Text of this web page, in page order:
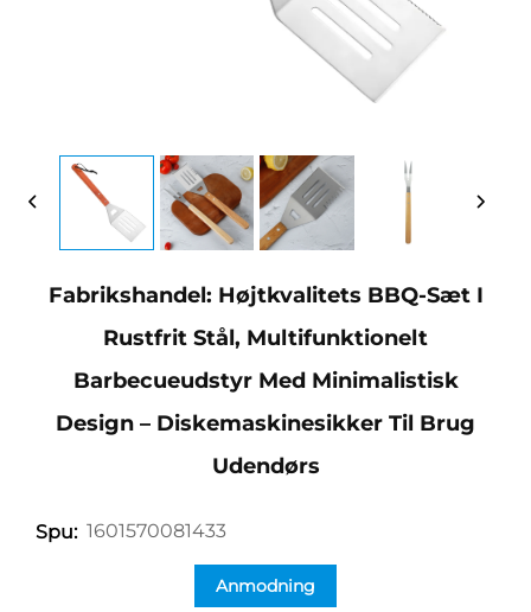
Fabrikshandel: Højtkvalitets BBQ-Sæt I
Rustfrit Stål, Multifunktionelt
Barbecueudstyr Med Minimalistisk
Design – Diskemaskinesikker Til Brug
Udendørs
Spu: 1601570081433
Anmodning